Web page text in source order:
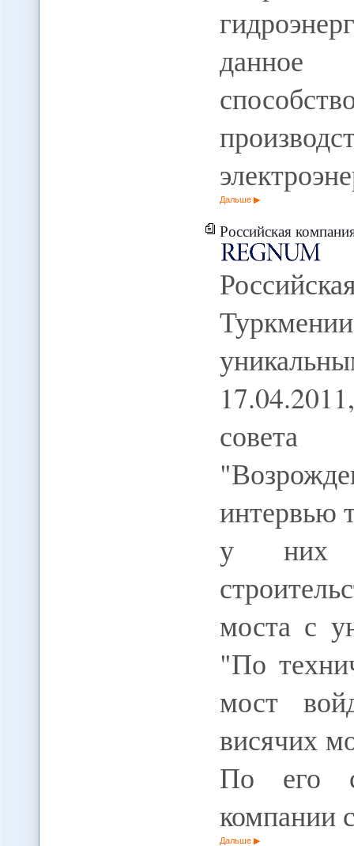
данное
Дальше
Российская компания
интервью
у них
моста с
"По
мост
висячих
По его
компании
Дальше